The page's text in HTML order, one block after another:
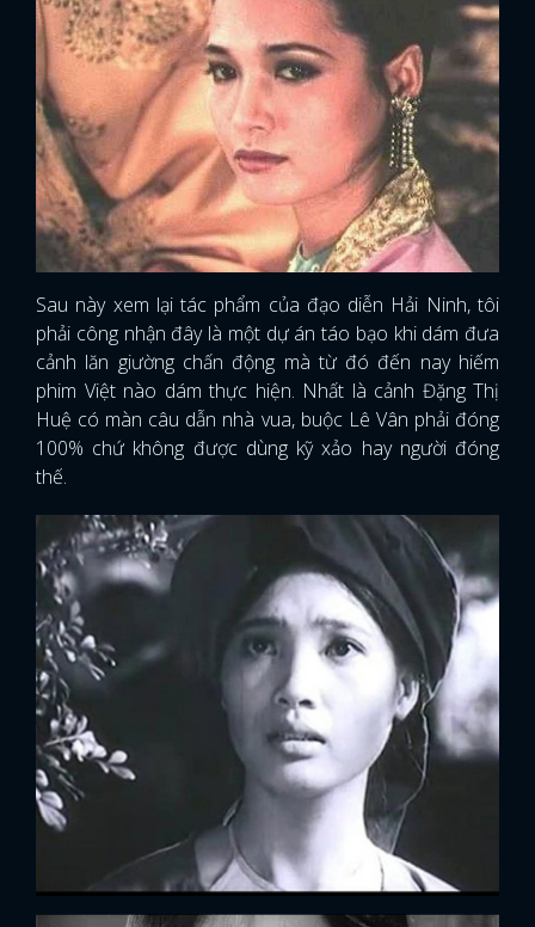
Sau này xem lại tác phẩm của đạo diễn Hải Ninh, tôi
phải công nhận đây là một dự án táo bạo khi dám đưa
cảnh lăn giường chấn động mà từ đó đến nay hiếm
phim Việt nào dám thực hiện. Nhất là cảnh Đặng Thị
Huệ có màn câu dẫn nhà vua, buộc Lê Vân phải đóng
100% chứ không được dùng kỹ xảo hay người đóng
thế.